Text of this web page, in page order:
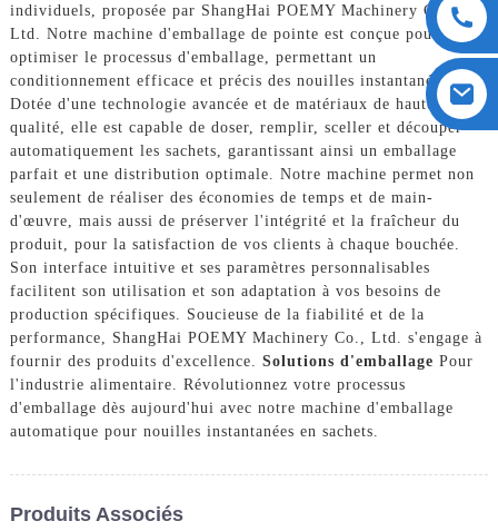
individuels, proposée par ShangHai POEMY Machinery Co.,
Ltd. Notre machine d'emballage de pointe est conçue pour
optimiser le processus d'emballage, permettant un
conditionnement efficace et précis des nouilles instantanées.
Dotée d'une technologie avancée et de matériaux de haute
qualité, elle est capable de doser, remplir, sceller et découper
automatiquement les sachets, garantissant ainsi un emballage
parfait et une distribution optimale. Notre machine permet non
seulement de réaliser des économies de temps et de main-
d'œuvre, mais aussi de préserver l'intégrité et la fraîcheur du
produit, pour la satisfaction de vos clients à chaque bouchée.
Son interface intuitive et ses paramètres personnalisables
facilitent son utilisation et son adaptation à vos besoins de
production spécifiques. Soucieuse de la fiabilité et de la
performance, ShangHai POEMY Machinery Co., Ltd. s'engage à
fournir des produits d'excellence. Solutions d'emballage Pour
l'industrie alimentaire. Révolutionnez votre processus
d'emballage dès aujourd'hui avec notre machine d'emballage
automatique pour nouilles instantanées en sachets.
Produits Associés